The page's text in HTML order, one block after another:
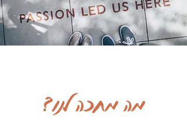
מה מחכה לנו?